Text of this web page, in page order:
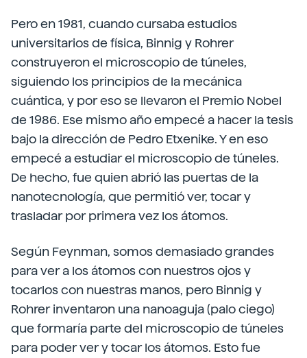
Pero en 1981, cuando cursaba estudios
universitarios de física, Binnig y Rohrer
construyeron el microscopio de túneles,
siguiendo los principios de la mecánica
cuántica, y por eso se llevaron el Premio Nobel
de 1986. Ese mismo año empecé a hacer la tesis
bajo la dirección de Pedro Etxenike. Y en eso
empecé a estudiar el microscopio de túneles.
De hecho, fue quien abrió las puertas de la
nanotecnología, que permitió ver, tocar y
trasladar por primera vez los átomos.
Según Feynman, somos demasiado grandes
para ver a los átomos con nuestros ojos y
tocarlos con nuestras manos, pero Binnig y
Rohrer inventaron una nanoaguja (palo ciego)
que formaría parte del microscopio de túneles
para poder ver y tocar los átomos. Esto fue